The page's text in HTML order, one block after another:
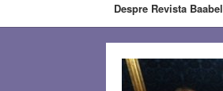
Despre Revista Baabel